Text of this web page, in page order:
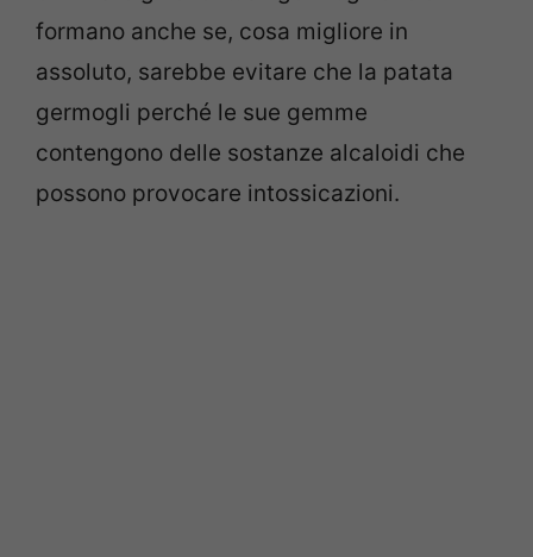
formano anche se, cosa migliore in
assoluto, sarebbe evitare che la patata
germogli perché le sue gemme
contengono delle sostanze alcaloidi che
possono provocare intossicazioni.